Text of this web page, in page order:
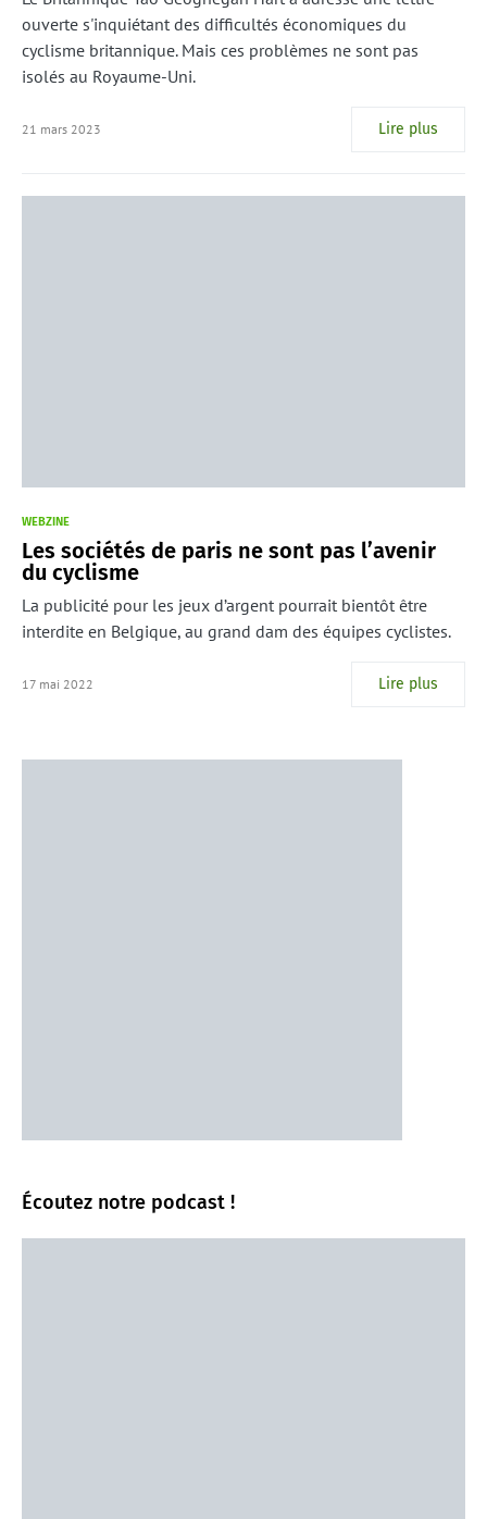
ouverte s'inquiétant des difficultés économiques du
cyclisme britannique. Mais ces problèmes ne sont pas
isolés au Royaume-Uni.
21 mars 2023 Lire plus
WEBZINE
Les sociétés de paris ne sont pas l’avenir
du cyclisme
La publicité pour les jeux d’argent pourrait bientôt être
interdite en Belgique, au grand dam des équipes cyclistes.
17 mai 2022 Lire plus
Écoutez notre podcast !